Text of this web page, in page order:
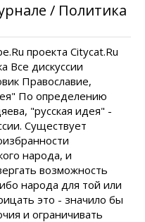
/ Политика
проекта Citycat.Ru
Все дискуссии
Православие,
По определению
"русская идея" -
Существует
народа, и
возможность
народа для той или
это - значило бы
и ограничивать